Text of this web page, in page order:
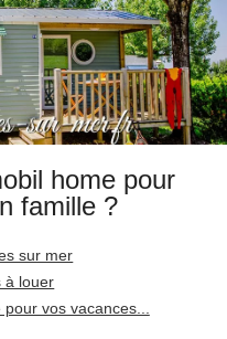
home pour
famille ?
sur mer
à louer
vos vacances...